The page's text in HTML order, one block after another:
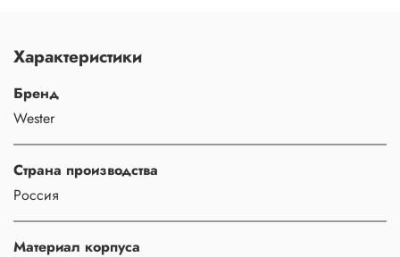
Характеристики
Бренд
Wester
Страна производства
Россия
Материал корпуса